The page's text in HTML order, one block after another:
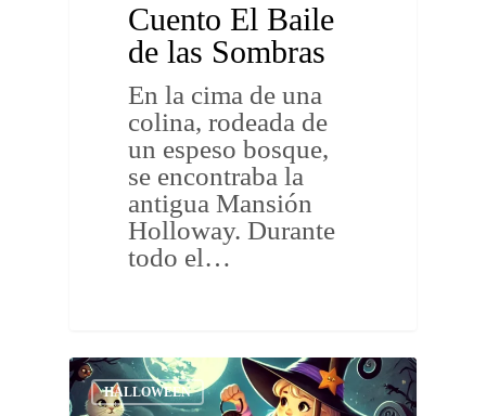
Cuento El Baile
de las Sombras
En la cima de una
colina, rodeada de
un espeso bosque,
se encontraba la
antigua Mansión
Holloway. Durante
todo el…
HALLOWEEN